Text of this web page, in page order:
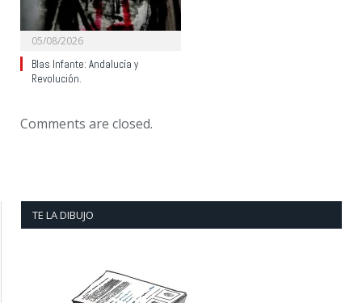
05/08/2026
Blas Infante: Andalucía y
Revolución.
Comments are closed.
TE LA DIBUJO